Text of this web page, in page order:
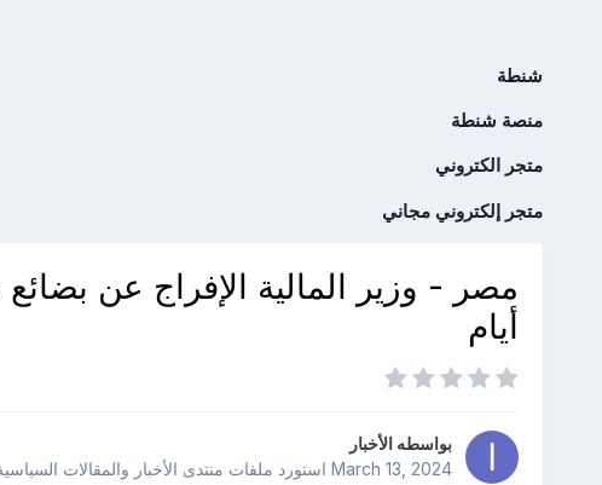
شنطة
منصة شنطة
متجر الكتروني
متجر إلكتروني مجاني
أيام
بواسطه الأخبار
March 13, 2024استورد ملفات منتدى الأخبار والمقالات